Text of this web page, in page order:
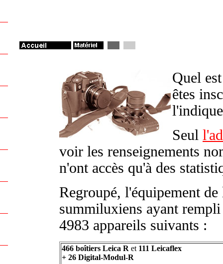
Quel
êtes
Seul
voir les renseignements
n'ont accès qu'à des
Regroupé, l'équipement
summiluxiens ayant
4983 appareils suivants :
466 boîtiers Leica R et 111 Leicaflex
+ 26 Digital-Modul-R